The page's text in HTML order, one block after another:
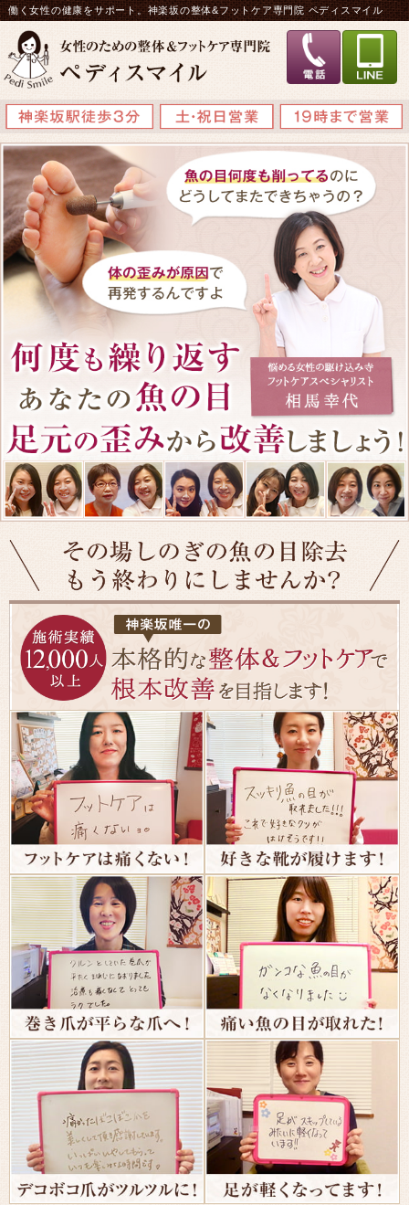
働く女性の健康をサポート。神楽坂の整体&フットケア専門院 ペディスマイル